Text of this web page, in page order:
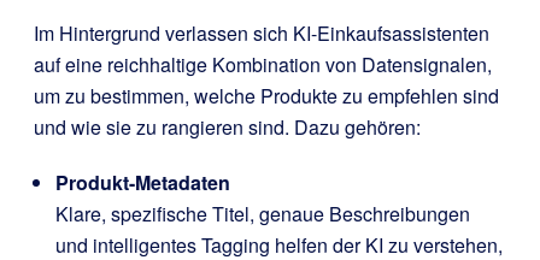
Im Hintergrund verlassen sich KI-Einkaufsassistenten
auf eine reichhaltige Kombination von Datensignalen,
um zu bestimmen, welche Produkte zu empfehlen sind
und wie sie zu rangieren sind. Dazu gehören:
Produkt-Metadaten
Klare, spezifische Titel, genaue Beschreibungen
und intelligentes Tagging helfen der KI zu verstehen,